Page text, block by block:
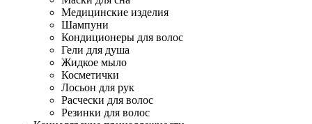
Медицинские изделия
Шампуни
Кондиционеры для волос
Гели для душа
Жидкое мыло
Косметички
Лосьон для рук
Расчески для волос
Резинки для волос